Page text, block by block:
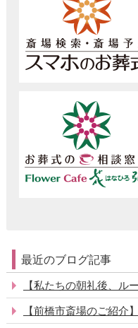
最近のブログ記事
【私たちの朝礼後、ル
【前橋市斎場のご紹介】